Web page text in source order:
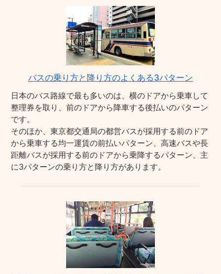
バスの乗り方と降り方のよくある3パターン
日本のバス路線で最も多いのは、横のドアから乗車して
整理券を取り、前のドアから降車する後払いのパターン
です。
そのほか、東京都交通局の都営バスが採用する前のドア
から乗車する均一運賃の前払いパターン、高速バスや長
距離バスが採用する前のドアから乗降するパターン、主
に3パターンの乗り方と降り方があります。